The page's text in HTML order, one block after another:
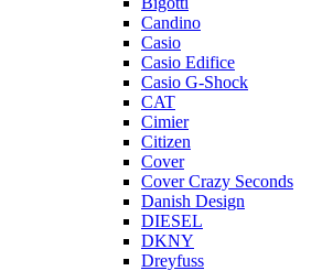
Candino
Casio
Casio Edifice
Casio G-Shock
CAT
Cimier
Citizen
Cover
Cover Crazy Seconds
Danish Design
DIESEL
DKNY
Dreyfuss